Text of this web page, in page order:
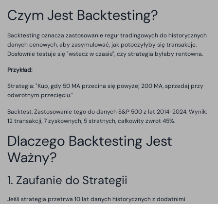
Czym Jest Backtesting?
Backtesting oznacza zastosowanie reguł tradingowych do historycznych
danych cenowych, aby zasymulować, jak potoczyłyby się transakcje.
Dosłownie testuje się "wstecz w czasie", czy strategia byłaby rentowna.
Przykład:
Strategia: "Kup, gdy 50 MA przecina się powyżej 200 MA, sprzedaj przy
odwrotnym przecięciu."
Backtest: Zastosowanie tego do danych S&P 500 z lat 2014-2024. Wynik:
12 transakcji, 7 zyskownych, 5 stratnych, całkowity zwrot 45%.
Dlaczego Backtesting Jest
Ważny?
1. Zaufanie do Strategii
Jeśli strategia przetrwa 10 lat danych historycznych z dodatnimi